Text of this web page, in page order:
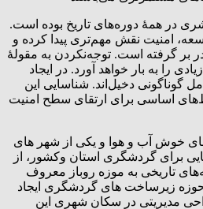
در همۀ دوره‌های تاریخ بوده است.
امنیت نقش مهم‌‌تری پیدا کرده و
بر گرفته است. توجه‌نکردن به مقولۀ
را به بار خواهد آورد. در ایجاد
گوناگونی دخیل‌اند. شناسایی این
اساسی برای ارتقای سطح امنیت
خوش آب و هوا و یکی از شهر های
برای گردشگری استان وکشور، از
تاریخی به موزه روباز معروف
زیرساخت های گردشگری ایجاد
مدیریتی در سکان شهری این